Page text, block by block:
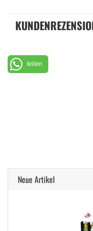
teilen
Neue Artikel